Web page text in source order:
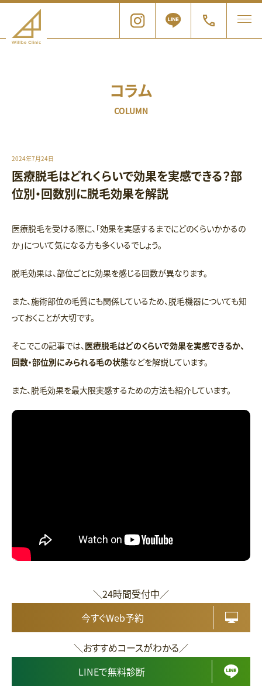
コラム
COLUMN
2024年7月24日
医療脱毛はどれくらいで効果を実感できる？部
位別・回数別に脱毛効果を解説
医療脱毛を受ける際に、「効果を実感するまでにどのくらいかかるの
か」について気になる方も多くいるでしょう。
脱毛効果は、部位ごとに効果を感じる回数が異なります。
また、施術部位の毛質にも関係しているため、脱毛機器についても知
っておくことが大切です。
そこでこの記事では、医療脱毛はどのくらいで効果を実感できるか、
回数・部位別にみられる毛の状態などを解説しています。
また、脱毛効果を最大限実感するための方法も紹介しています。
＼24時間受付中／
今すぐWeb予約
＼おすすめコースがわかる／
LINEで無料診断